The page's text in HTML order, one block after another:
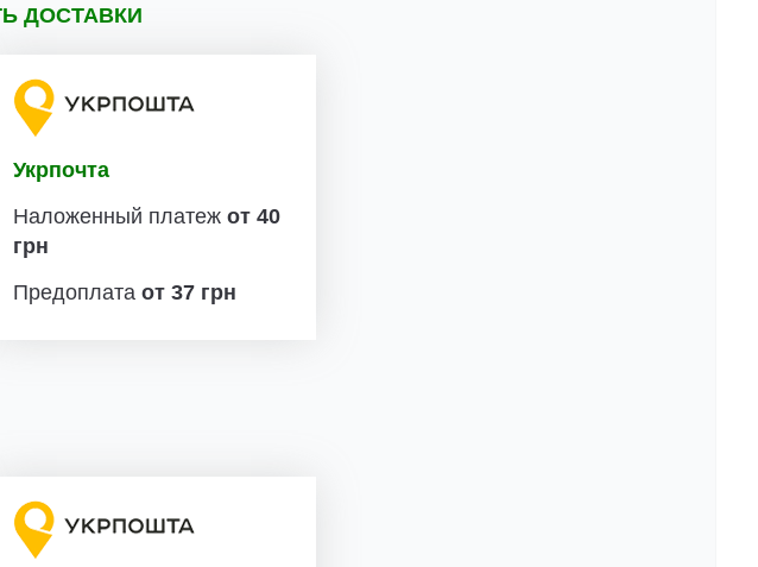
ДОСТАВКИ
Укрпочта
Наложенный платежот 40
грн
Предоплатаот 37 грн